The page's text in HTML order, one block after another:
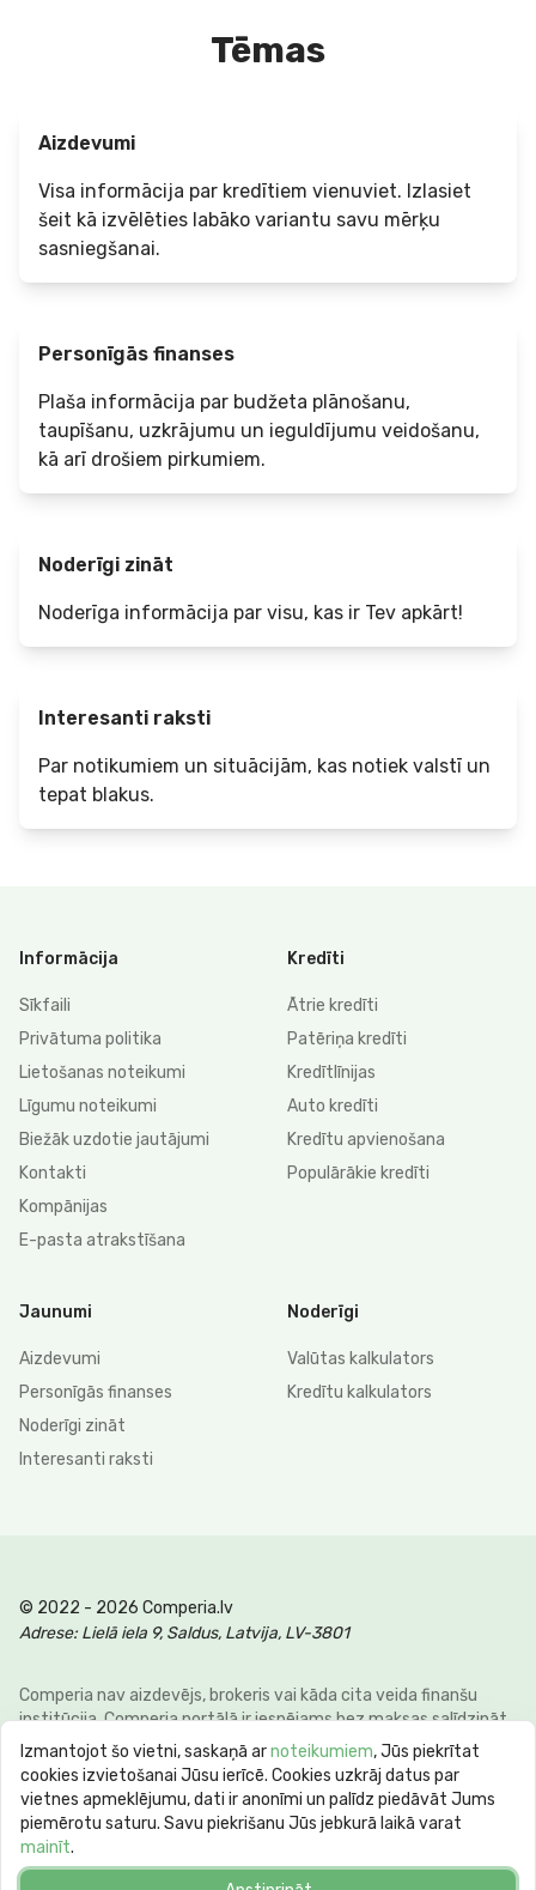
Tēmas
Aizdevumi
Visa informācija par kredītiem vienuviet. Izlasiet
šeit kā izvēlēties labāko variantu savu mērķu
sasniegšanai.
Personīgās finanses
Plaša informācija par budžeta plānošanu,
taupīšanu, uzkrājumu un ieguldījumu veidošanu,
kā arī drošiem pirkumiem.
Noderīgi zināt
Noderīga informācija par visu, kas ir Tev apkārt!
Interesanti raksti
Par notikumiem un situācijām, kas notiek valstī un
tepat blakus.
Informācija
Sīkfaili
Privātuma politika
Lietošanas noteikumi
Līgumu noteikumi
Biežāk uzdotie jautājumi
Kontakti
Kompānijas
E-pasta atrakstīšana
Kredīti
Ātrie kredīti
Patēriņa kredīti
Kredītlīnijas
Auto kredīti
Kredītu apvienošana
Populārākie kredīti
Jaunumi
Aizdevumi
Personīgās finanses
Noderīgi zināt
Interesanti raksti
Noderīgi
Valūtas kalkulators
Kredītu kalkulators
© 2022 - 2026 Comperia.lv
Adrese: Lielā iela 9, Saldus, Latvija, LV-3801
Comperia nav aizdevējs, brokeris vai kāda cita veida finanšu
institūcija. Comperia portālā ir iespējams bez maksas salīdzināt
dažādus personīgo finanšu veidus, lai klienti varētu ietaupīt savu
laiku un naudu. E-pasts:info@comperia.lv. Reprezentatīvs
piemērs: aizņemoties 5000 € uz 60 mēnešiem, mēneša
maksājums 106.93 €, kopējā summa 6415.59 €, gada procentu
likme APR 10.78%. Maksimālā gada procentu likme (max APR) var
sasniegt 60%. Kredīta termiņš no 62 dienām līdz 10 gadiem.
Izmantojot šo vietni, saskaņā arnoteikumiem, Jūs piekrītat
cookies izvietošanai Jūsu ierīcē. Cookies uzkrāj datus par
vietnes apmeklējumu, dati ir anonīmi un palīdz piedāvāt Jums
piemērotu saturu. Savu piekrišanu Jūs jebkurā laikā varat
mainīt.